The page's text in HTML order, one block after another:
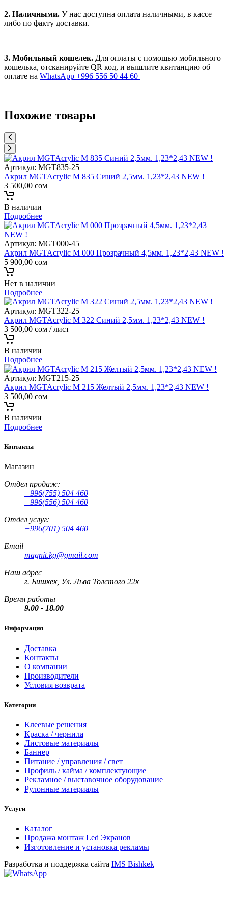
2. Наличными. У нас доступна оплата наличными, в кассе
либо по факту доставки.
3. Мобильный кошелек. Для оплаты с помощью мобильного
кошелька, отсканируйте QR код, и вышлите квитанцию об
оплате на WhatsApp +996 556 50 44 60
Похожие товары
Артикул: MGT835-25
Акрил MGTAcrylic M 835 Синий 2,5мм. 1,23*2,43 NEW !
3 500,00 сом
В наличии
Подробнее
Артикул: MGT000-45
Акрил MGTAcrylic M 000 Прозрачный 4,5мм. 1,23*2,43 NEW !
5 900,00 сом
Нет в наличии
Подробнее
Артикул: MGT322-25
Акрил MGTAcrylic M 322 Синий 2,5мм. 1,23*2,43 NEW !
3 500,00 сом / лист
В наличии
Подробнее
Артикул: MGT215-25
Акрил MGTAcrylic M 215 Желтый 2,5мм. 1,23*2,43 NEW !
3 500,00 сом
В наличии
Подробнее
Контакты
Магазин
Отдел продаж:
+996(755) 504 460
+996(556) 504 460
Отдел услуг:
+996(701) 504 460
Email
magnit.kg@gmail.com
Наш адрес
г. Бишкек, Ул. Льва Толстого 22к
Время работы
9.00 - 18.00
Информация
Доставка
Контакты
О компании
Производители
Условия возврата
Категории
Клеевые решения
Краска / чернила
Листовые материалы
Баннер
Питание / управления / свет
Профиль / кайма / комплектующие
Рекламное / выставочное оборудование
Рулонные материалы
Услуги
Каталог
Продажа монтаж Led Экранов
Изготовление и установка рекламы
Разработка и поддержка сайта IMS Bishkek